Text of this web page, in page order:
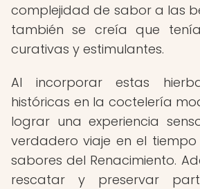
complejidad de sabor a las
también se creía que
curativas y estimulantes.
Al incorporar estas
históricas en la coctelería
lograr una experiencia
verdadero viaje en el
sabores del Renacimiento.
rescatar y preservar